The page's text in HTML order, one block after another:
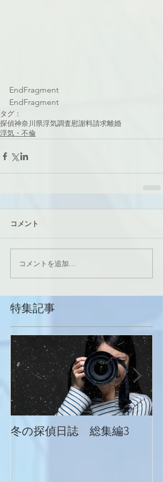
EndFragment
EndFragment
タグ：
探偵神奈川県浮気調査慰謝料請求離婚
浮気・不倫
コメント
コメントを追加…
特集記事
冬の探偵日誌 総集編3